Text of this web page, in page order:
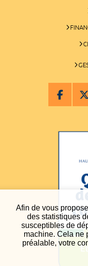
Afin de vous
des statistiques
susceptibles de
machine. Cela ne
préalable, votre